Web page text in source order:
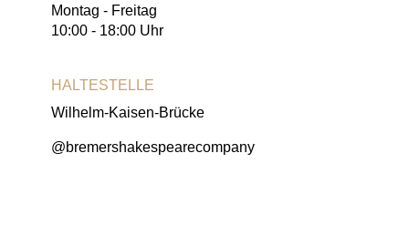
Montag - Freitag
10:00 - 18:00 Uhr
HALTESTELLE
Wilhelm-Kaisen-Brücke
@bremershakespearecompany